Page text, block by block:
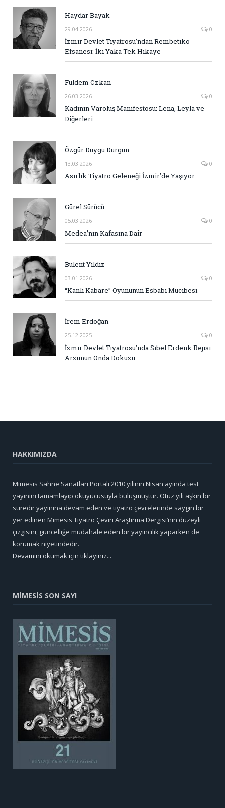
Haydar Bayak
29.04.2026 0
İzmir Devlet Tiyatrosu’ndan Rembetiko
Efsanesi: İki Yaka Tek Hikaye
Fuldem Özkan
26.03.2026 0
Kadının Varoluş Manifestosu: Lena, Leyla ve
Diğerleri
Özgür Duygu Durgun
13.03.2026 0
Asırlık Tiyatro Geleneği İzmir’de Yaşıyor
Gürel Sürücü
05.03.2026 0
Medea’nın Kafasına Dair
Bülent Yıldız
03.01.2026 0
“Kanlı Kabare” Oyununun Esbabı Mucibesi
İrem Erdoğan
25.12.2025 0
İzmir Devlet Tiyatrosu’nda Sibel Erdenk Rejisi:
Arzunun Onda Dokuzu
HAKKIMIZDA
Mimesis Sahne Sanatları Portali 2010 yılının Nisan ayında test
yayınını tamamlayıp okuyucusuyla buluşmuştur. Otuz yılı aşkın bir
süredir yayınına devam eden ve tiyatro çevrelerinde saygın bir
yer edinen Mimesis Tiyatro Çeviri Araştırma Dergisi’nin düzeyli
çizgisini, güncelliğe müdahale eden bir yayıncılık yaparken de
korumak niyetindedir.
Devamını okumak için tıklayınız...
MİMESİS SON SAYI